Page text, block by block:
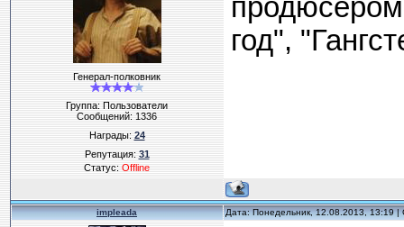
Генерал-полковник
Группа: Пользователи
Сообщений:1336
Награды:24
Репутация:31
Статус:Offline
год",
impleada Дата: Понедельник, 12.08.2013, 13:19